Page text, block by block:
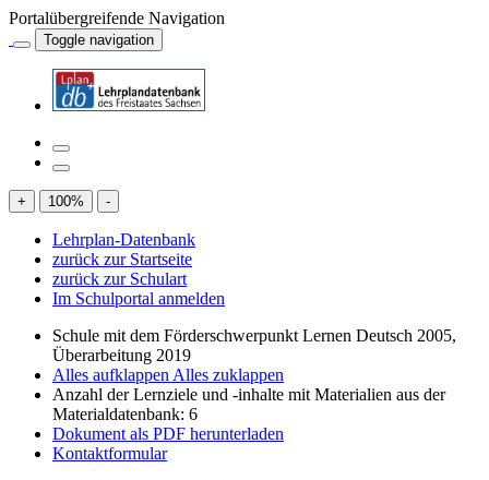
Portalübergreifende Navigation
Toggle navigation
+ 100% -
Lehrplan-Datenbank
zurück zur Startseite
zurück zur Schulart
Im Schulportal anmelden
Schule mit dem Förderschwerpunkt Lernen Deutsch 2005,
Überarbeitung 2019
Alles aufklappen Alles zuklappen
Anzahl der Lernziele und -inhalte mit Materialien aus der
Materialdatenbank: 6
Dokument als PDF herunterladen
Kontaktformular